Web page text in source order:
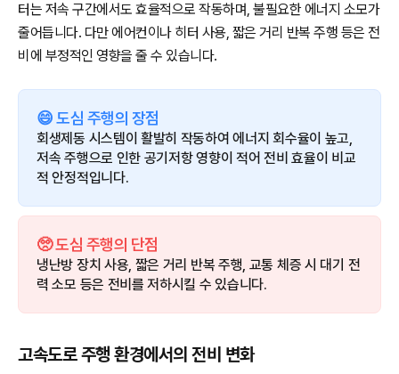
터는 저속 구간에서도 효율적으로 작동하며, 불필요한 에너지 소모가
줄어듭니다. 다만 에어컨이나 히터 사용, 짧은 거리 반복 주행 등은 전
비에 부정적인 영향을 줄 수 있습니다.
😄 도심 주행의 장점
회생제동 시스템이 활발히 작동하여 에너지 회수율이 높고,
저속 주행으로 인한 공기저항 영향이 적어 전비 효율이 비교
적 안정적입니다.
🥺 도심 주행의 단점
냉난방 장치 사용, 짧은 거리 반복 주행, 교통 체증 시 대기 전
력 소모 등은 전비를 저하시킬 수 있습니다.
고속도로 주행 환경에서의 전비 변화